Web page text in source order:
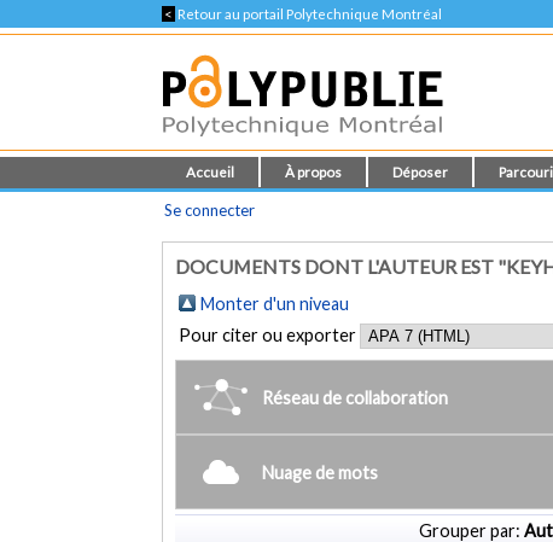
< Retour au portail Polytechnique Montréal
Accueil À propos Déposer
Se connecter
DOCUMENTS DONT L'AUTEUR EST
Monter d'un niveau
Pour citer ou exporter
Réseau de collaboration
Nuage de mots
Grouper par: